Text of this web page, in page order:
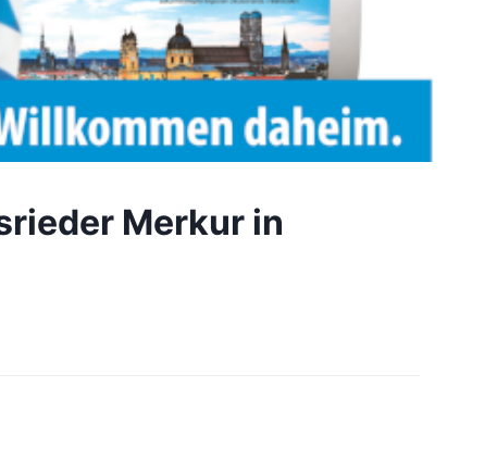
Merkur in